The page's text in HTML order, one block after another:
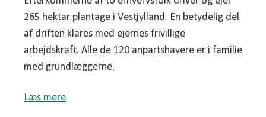
265 hektar plantage i Vestjylland. En betydelig del
af driften klares med ejernes frivillige
arbejdskraft. Alle de 120 anpartshavere er i familie
med grundlæggerne.
Læs mere